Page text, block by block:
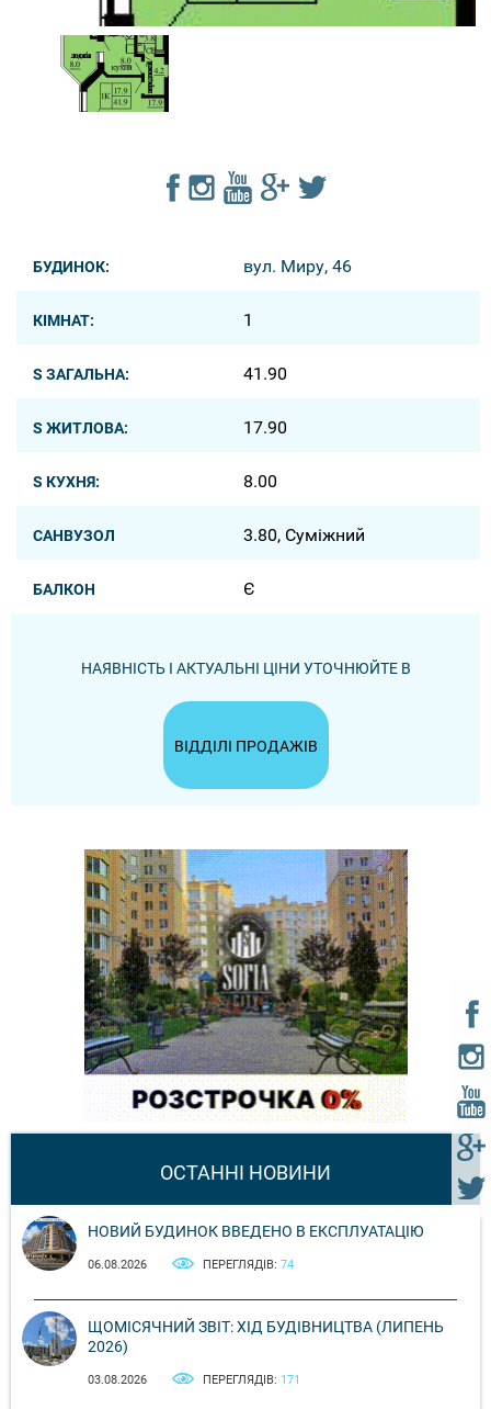
БУДИНОК: вул. Миру, 46
КІМНАТ: 1
S ЗАГАЛЬНА: 41.90
S ЖИТЛОВА: 17.90
S КУХНЯ: 8.00
САНВУЗОЛ 3.80, Суміжний
БАЛКОН Є
НАЯВНІСТЬ І АКТУАЛЬНІ ЦІНИ УТОЧНЮЙТЕ В
ВІДДІЛІ ПРОДАЖІВ
ОСТАННІ НОВИНИ
НОВИЙ БУДИНОК ВВЕДЕНО В ЕКСПЛУАТАЦІЮ
06.08.2026 ПЕРЕГЛЯДІВ: 74
ЩОМІСЯЧНИЙ ЗВІТ: ХІД БУДІВНИЦТВА (ЛИПЕНЬ
2026)
03.08.2026 ПЕРЕГЛЯДІВ: 171